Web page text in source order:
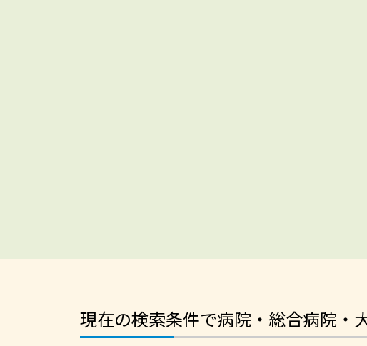
現在の検索条件で病院・総合病院・